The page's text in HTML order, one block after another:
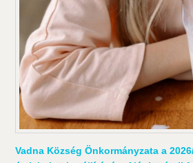
Vadna Község Önkormányzata a